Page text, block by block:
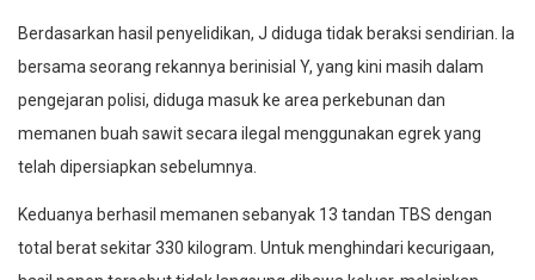
Berdasarkan hasil penyelidikan, J diduga tidak beraksi sendirian. Ia
bersama seorang rekannya berinisial Y, yang kini masih dalam
pengejaran polisi, diduga masuk ke area perkebunan dan
memanen buah sawit secara ilegal menggunakan egrek yang
telah dipersiapkan sebelumnya.
Keduanya berhasil memanen sebanyak 13 tandan TBS dengan
total berat sekitar 330 kilogram. Untuk menghindari kecurigaan,